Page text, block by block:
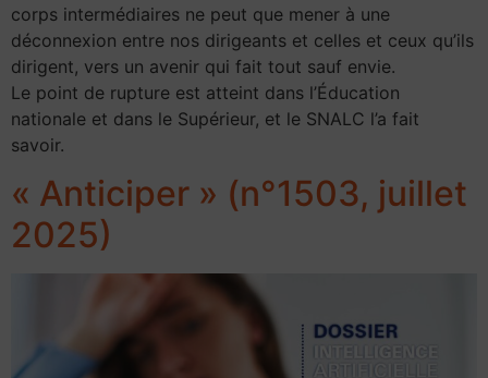
corps intermédiaires ne peut que mener à une
déconnexion entre nos dirigeants et celles et ceux qu’ils
dirigent, vers un avenir qui fait tout sauf envie.
Le point de rupture est atteint dans l’Éducation
nationale et dans le Supérieur, et le SNALC l’a fait
savoir.
« Anticiper » (n°1503, juillet
2025)